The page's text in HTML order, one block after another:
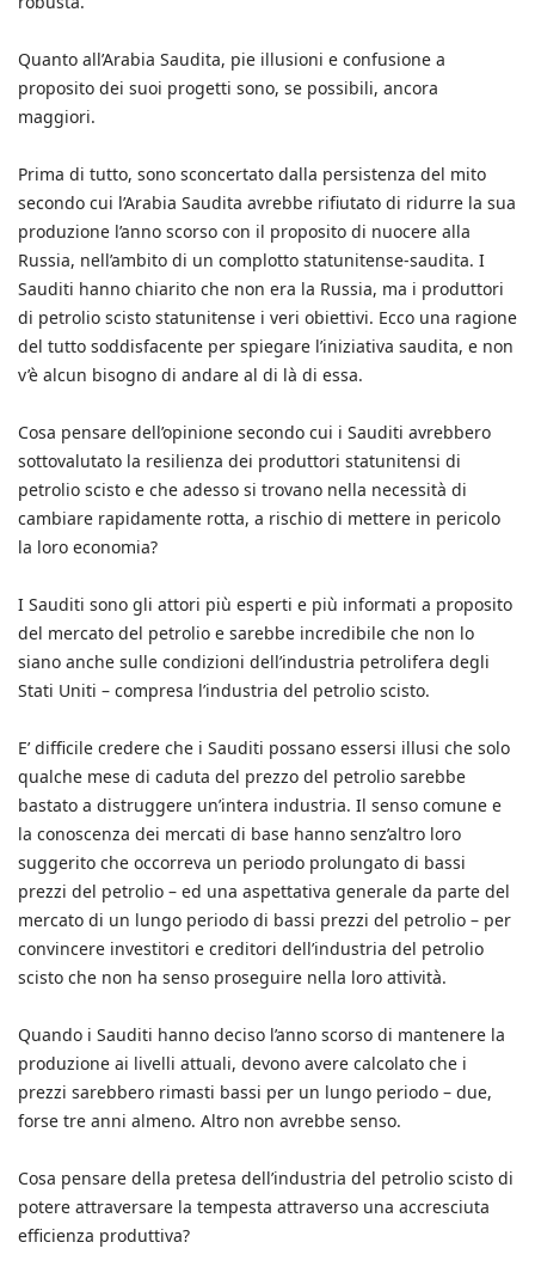
Quanto all’Arabia Saudita, pie illusioni e confusione a
proposito dei suoi progetti sono, se possibili, ancora
maggiori.
Prima di tutto, sono sconcertato dalla persistenza del mito
secondo cui l’Arabia Saudita avrebbe rifiutato di ridurre la sua
produzione l’anno scorso con il proposito di nuocere alla
Russia, nell’ambito di un complotto statunitense-saudita. I
Sauditi hanno chiarito che non era la Russia, ma i produttori
di petrolio scisto statunitense i veri obiettivi. Ecco una ragione
del tutto soddisfacente per spiegare l’iniziativa saudita, e non
v’è alcun bisogno di andare al di là di essa.
Cosa pensare dell’opinione secondo cui i Sauditi avrebbero
sottovalutato la resilienza dei produttori statunitensi di
petrolio scisto e che adesso si trovano nella necessità di
cambiare rapidamente rotta, a rischio di mettere in pericolo
la loro economia?
I Sauditi sono gli attori più esperti e più informati a proposito
del mercato del petrolio e sarebbe incredibile che non lo
siano anche sulle condizioni dell’industria petrolifera degli
Stati Uniti – compresa l’industria del petrolio scisto.
E’ difficile credere che i Sauditi possano essersi illusi che solo
qualche mese di caduta del prezzo del petrolio sarebbe
bastato a distruggere un’intera industria. Il senso comune e
la conoscenza dei mercati di base hanno senz’altro loro
suggerito che occorreva un periodo prolungato di bassi
prezzi del petrolio – ed una aspettativa generale da parte del
mercato di un lungo periodo di bassi prezzi del petrolio – per
convincere investitori e creditori dell’industria del petrolio
scisto che non ha senso proseguire nella loro attività.
Quando i Sauditi hanno deciso l’anno scorso di mantenere la
produzione ai livelli attuali, devono avere calcolato che i
prezzi sarebbero rimasti bassi per un lungo periodo – due,
forse tre anni almeno. Altro non avrebbe senso.
Cosa pensare della pretesa dell’industria del petrolio scisto di
potere attraversare la tempesta attraverso una accresciuta
efficienza produttiva?